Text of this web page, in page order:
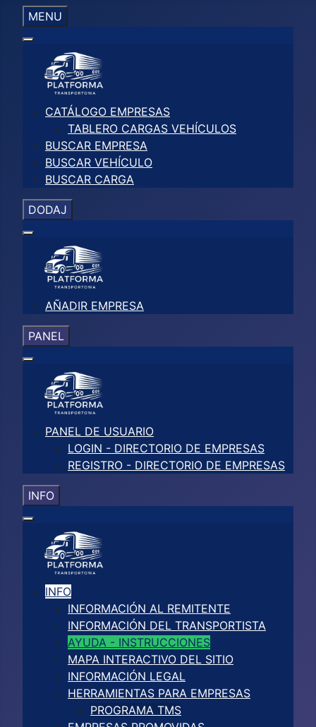
MENU
CATÁLOGO EMPRESAS
TABLERO CARGAS VEHÍCULOS
BUSCAR EMPRESA
BUSCAR VEHÍCULO
BUSCAR CARGA
DODAJ
AÑADIR EMPRESA
PANEL
PANEL DE USUARIO
LOGIN - DIRECTORIO DE EMPRESAS
REGISTRO - DIRECTORIO DE EMPRESAS
INFO
INFO
INFORMACIÓN AL REMITENTE
INFORMACIÓN DEL TRANSPORTISTA
AYUDA - INSTRUCCIONES
MAPA INTERACTIVO DEL SITIO
INFORMACIÓN LEGAL
HERRAMIENTAS PARA EMPRESAS
PROGRAMA TMS